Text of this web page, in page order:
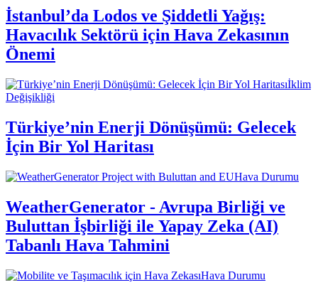
İstanbul’da Lodos ve Şiddetli Yağış:
Havacılık Sektörü için Hava Zekasının
Önemi
İklim
Değişikliği
Türkiye’nin Enerji Dönüşümü: Gelecek
İçin Bir Yol Haritası
Hava Durumu
WeatherGenerator - Avrupa Birliği ve
Buluttan İşbirliği ile Yapay Zeka (AI)
Tabanlı Hava Tahmini
Hava Durumu